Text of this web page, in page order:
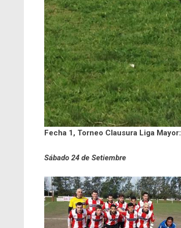
Fecha 1, Torneo Clausura Liga Mayor:
Sábado 24 de Setiembre